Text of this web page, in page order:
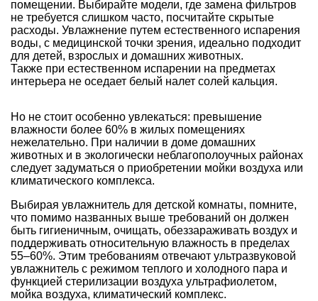
помещении. Выбирайте модели, где замена фильтров
не требуется слишком часто, посчитайте скрытые
расходы. Увлажнение путем естественного испарения
воды, с медицинской точки зрения, идеально подходит
для детей, взрослых и домашних животных.
Также при естественном испарении на предметах
интерьера не оседает белый налет солей кальция.
Но не стоит особенно увлекаться: превышение
влажности более 60% в жилых помещениях
нежелательно. При наличии в доме домашних
животных и в экологически неблагополоучных районах
следует задуматься о приобретении мойки воздуха или
климатического комплекса.
Выбирая увлажнитель для детской комнаты, помните,
что помимо названных выше требований он должен
быть гигиеничным, очищать, обеззараживать воздух и
поддерживать относительную влажность в пределах
55–60%. Этим требованиям отвечают ультразвуковой
увлажнитель с режимом теплого и холодного пара и
функцией стерилизации воздуха ультрафиолетом,
мойка воздуха, климатический комплекс.